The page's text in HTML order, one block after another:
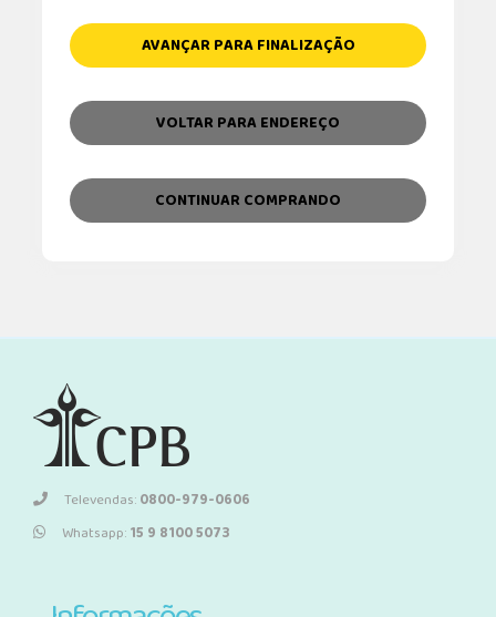
AVANÇAR PARA FINALIZAÇÃO
VOLTAR PARA ENDEREÇO
CONTINUAR COMPRANDO
Televendas:0800-979-0606
Whatsapp:15 9 8100 5073